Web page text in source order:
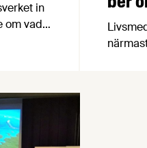
in
om vad